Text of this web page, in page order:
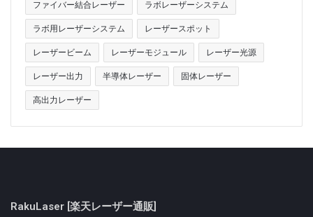
ファイバー結合レーザー ラボレーザーシステム
ラボ用レーザーシステム レーザースポット
レーザービーム レーザーモジュール レーザー光源
レーザー出力 半導体レーザー 固体レーザー
高出力レーザー
RakuLaser [楽天レーザー通販]